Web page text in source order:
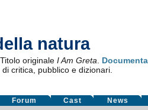
natura
Titolo originale I Am Greta
critica, pubblico e dizionari.
Forum Cast News